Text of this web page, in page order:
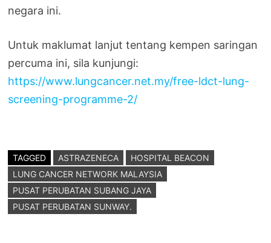
negara ini.
Untuk maklumat lanjut tentang kempen saringan
percuma ini, sila kunjungi:
https://www.lungcancer.net.my/free-ldct-lung-
screening-programme-2/
TAGGED ASTRAZENECA
HOSPITAL BEACON
LUNG CANCER NETWORK MALAYSIA
PUSAT PERUBATAN SUBANG JAYA
PUSAT PERUBATAN SUNWAY.